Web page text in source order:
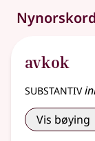
avkok
substantiv
Vis bøying